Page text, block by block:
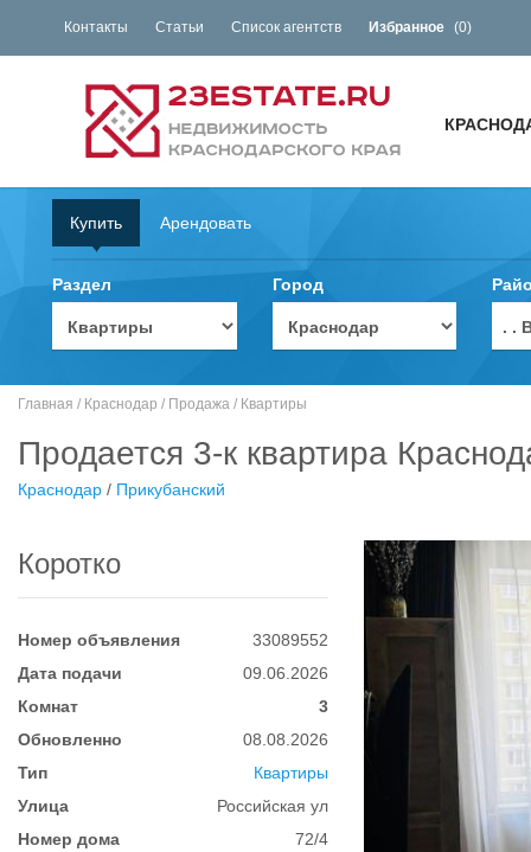
Контакты Статьи Список агентств Избранное (0)
Купить Арендовать
Раздел Город
. .
Главная / Краснодар / Продажа / Квартиры
Продается 3-к квартира
Краснодар / Прикубанский
Коротко
Номер объявления
33089552
Дата подачи
09.06.2026
Комнат
3
Обновленно
08.08.2026
Тип
Квартиры
Улица
Российская ул
Номер дома
72/4